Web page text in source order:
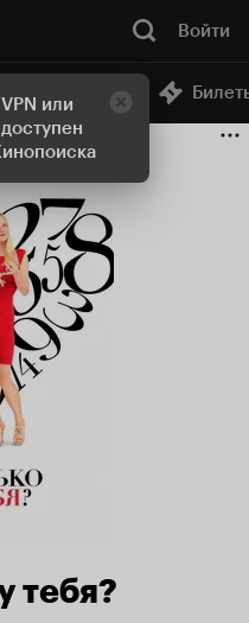
или
Войти
кинотеатр
тебя?